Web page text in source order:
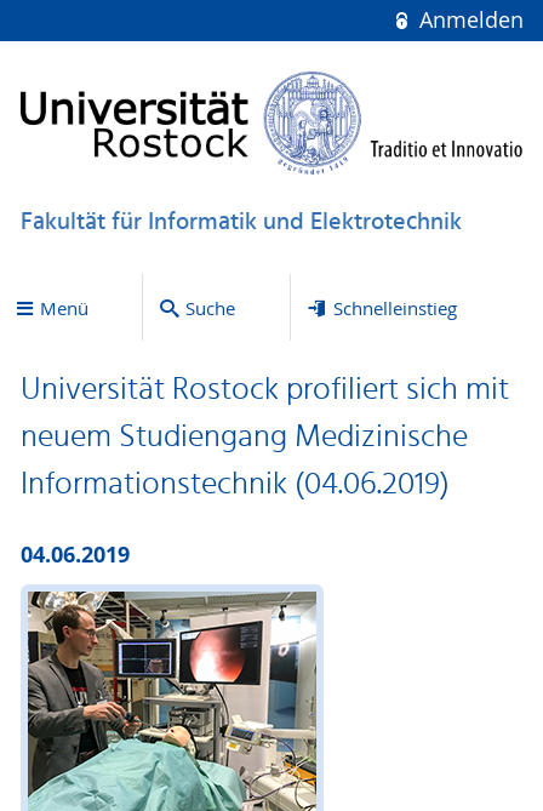
Anmelden
Fakultät für Informatik und Elektrotechnik
Menü Suche Schnelleinstieg
Universität Rostock profiliert sich mit
neuem Studiengang Medizinische
Informationstechnik (04.06.2019)
04.06.2019